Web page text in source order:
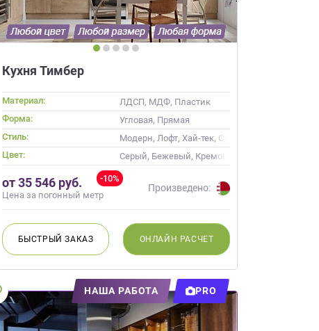
Современные
Кремовый, Коричневый, Капучино
Кухня Тимбер
Материал:
ЛДСП, МДФ, Пластик
Форма:
Угловая, Прямая
Стиль:
Модерн, Лофт, Хай-тек, Современные
Цвет:
Серый, Бежевый, Кремовый, Коричневый,
-10%
от 35 546 руб.
Цена за погонный метр
Произведено:
БЫСТРЫЙЗАКАЗ ОНЛАЙН РАСЧЕТ
НАША РАБОТА PRO